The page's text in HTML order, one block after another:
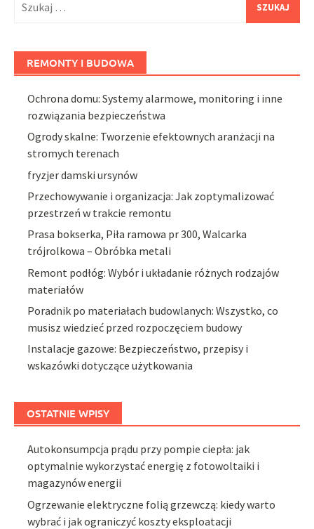
REMONTY I BUDOWA
Ochrona domu: Systemy alarmowe, monitoring i inne
rozwiązania bezpieczeństwa
Ogrody skalne: Tworzenie efektownych aranżacji na
stromych terenach
fryzjer damski ursynów
Przechowywanie i organizacja: Jak zoptymalizować
przestrzeń w trakcie remontu
Prasa bokserka, Piła ramowa pr 300, Walcarka
trójrolkowa – Obróbka metali
Remont podłóg: Wybór i układanie różnych rodzajów
materiałów
Poradnik po materiałach budowlanych: Wszystko, co
musisz wiedzieć przed rozpoczęciem budowy
Instalacje gazowe: Bezpieczeństwo, przepisy i
wskazówki dotyczące użytkowania
OSTATNIE WPISY
Autokonsumpcja prądu przy pompie ciepła: jak
optymalnie wykorzystać energię z fotowoltaiki i
magazynów energii
Ogrzewanie elektryczne folią grzewczą: kiedy warto
wybrać i jak ograniczyć koszty eksploatacji